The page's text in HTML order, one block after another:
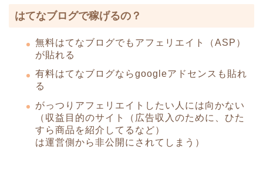
はてなブログで稼げるの？
無料はてなブログでもアフェリエイト（ASP）
が貼れる
有料はてなブログならgoogleアドセンスも貼れ
る
がっつりアフェリエイトしたい人には向かない
（収益目的のサイト（広告収入のために、ひた
すら商品を紹介してるなど）
は運営側から非公開にされてしまう）